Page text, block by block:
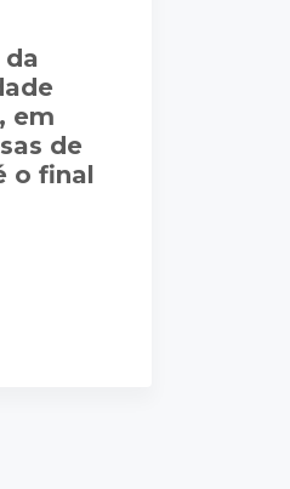
da
em
de
o final